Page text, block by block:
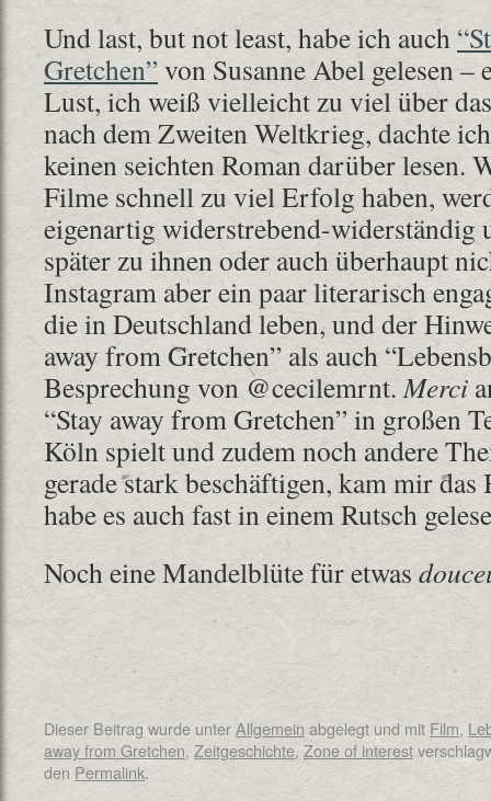
Und last, but not least, habe ich auch
Gretchen”von Susanne Abel gelesen –
Lust, ich weiß vielleicht zu viel über
nach dem Zweiten Weltkrieg, dachte
keinen seichten Roman darüber lesen.
Filme schnell zu viel Erfolg haben,
eigenartig widerstrebend-widerständig
später zu ihnen oder auch überhaupt
Instagram aber ein paar literarisch
die in Deutschland leben, und der
away from Gretchen” als auch
Besprechung von @cecilemrnt.Merci
“Stay away from Gretchen” in großen
Köln spielt und zudem noch andere
gerade stark beschäftigen, kam mir
habe es auch fast in einem Rutsch
Noch eine Mandelblüte für etwas
Dieser Beitrag wurde unterAllgemein abgelegt und mit Film,
away from Gretchen, Zeitgeschichte, Zone of interest
den Permalink.